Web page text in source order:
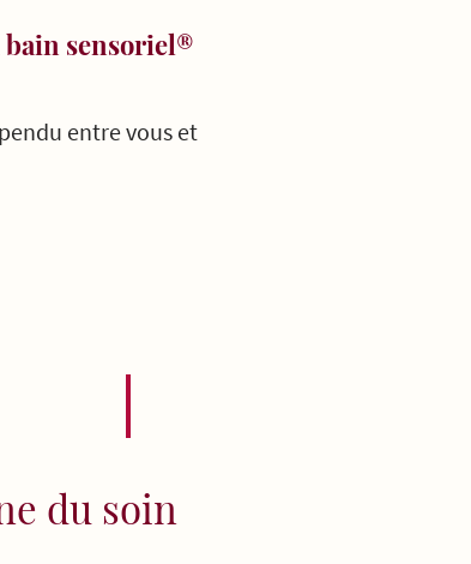
sensoriel®
entre vous et
du soin